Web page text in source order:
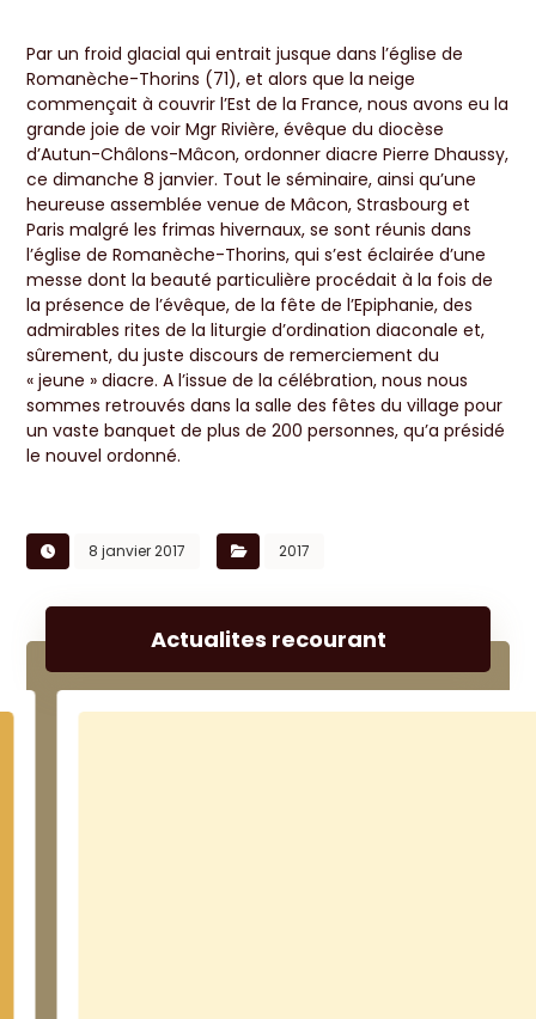
Par un froid glacial qui entrait jusque dans l’église de
Romanèche-Thorins (71), et alors que la neige
commençait à couvrir l’Est de la France, nous avons eu la
grande joie de voir Mgr Rivière, évêque du diocèse
d’Autun-Châlons-Mâcon, ordonner diacre Pierre Dhaussy,
ce dimanche 8 janvier. Tout le séminaire, ainsi qu’une
heureuse assemblée venue de Mâcon, Strasbourg et
Paris malgré les frimas hivernaux, se sont réunis dans
l’église de Romanèche-Thorins, qui s’est éclairée d’une
messe dont la beauté particulière procédait à la fois de
la présence de l’évêque, de la fête de l’Epiphanie, des
admirables rites de la liturgie d’ordination diaconale et,
sûrement, du juste discours de remerciement du
« jeune » diacre. A l’issue de la célébration, nous nous
sommes retrouvés dans la salle des fêtes du village pour
un vaste banquet de plus de 200 personnes, qu’a présidé
le nouvel ordonné.
8 janvier 2017 2017
Actualites recourant